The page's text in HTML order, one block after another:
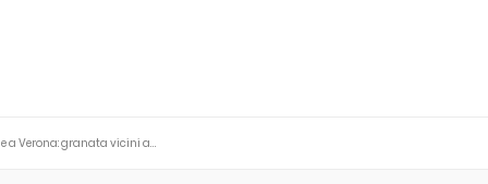
a Verona: granata vicini a…